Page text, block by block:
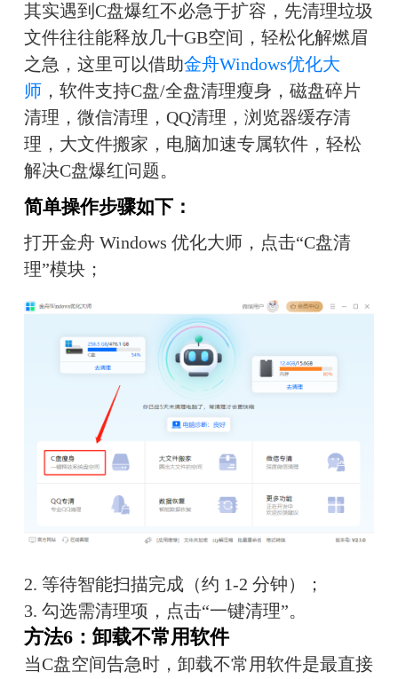
其实遇到C盘爆红不必急于扩容，先清理垃圾
文件往往能释放几十GB空间，轻松化解燃眉
之急，这里可以借助金舟Windows优化大
师，软件支持C盘/全盘清理瘦身，磁盘碎片
清理，微信清理，QQ清理，浏览器缓存清
理，大文件搬家，电脑加速专属软件，轻松
解决C盘爆红问题。
简单操作步骤如下：
打开金舟 Windows 优化大师，点击“C盘清
理”模块；
2. 等待智能扫描完成（约 1-2 分钟）；
3. 勾选需清理项，点击“一键清理”。
方法6：卸载不常用软件
当C盘空间告急时，卸载不常用软件是最直接